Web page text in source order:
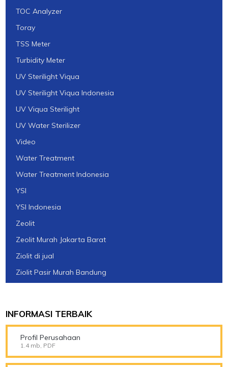
TOC Analyzer
Toray
TSS Meter
Turbidity Meter
UV Sterilight Viqua
UV Sterilight Viqua Indonesia
UV Viqua Sterilight
UV Water Sterilizer
Video
Water Treatment
Water Treatment Indonesia
YSI
YSI Indonesia
Zeolit
Zeolit Murah Jakarta Barat
Ziolit di jual
Ziolit Pasir Murah Bandung
INFORMASI TERBAIK
Profil Perusahaan
1.4 mb, PDF